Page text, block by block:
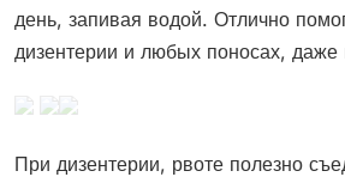
день, запивая водой. Отлично
дизентерии и любых поносах, даже
При дизентерии, рвоте полезно